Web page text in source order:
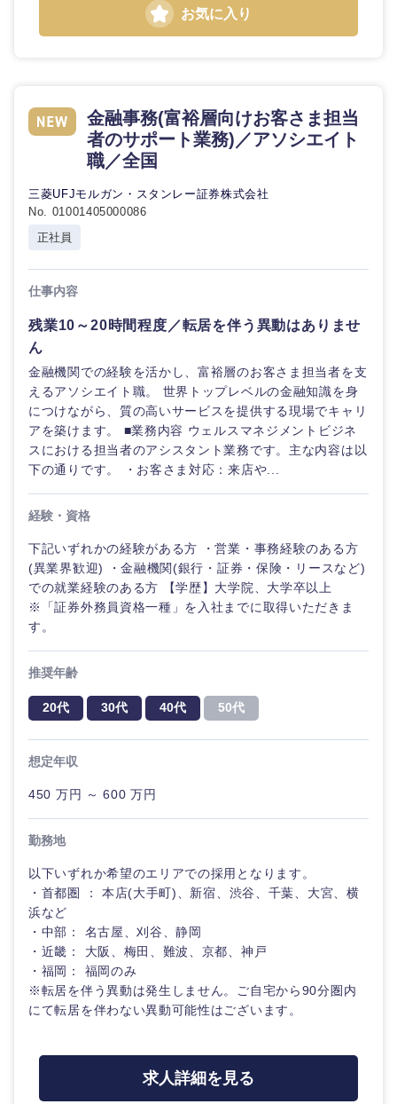
福井県
岐阜県 静岡県
愛知県 三重県
お気に入り
金融事務(富裕層向けお客さま担当
者のサポート業務)／アソシエイト
職／全国
三菱UFJモルガン・スタンレー証券株式会社
No. 01001405000086
正社員
仕事内容
残業10～20時間程度／転居を伴う異動はありませ
ん
金融機関での経験を活かし、富裕層のお客さま担当者を支
えるアソシエイト職。 世界トップレベルの金融知識を身
につけながら、質の高いサービスを提供する現場でキャリ
アを築けます。 ■業務内容 ウェルスマネジメントビジネ
スにおける担当者のアシスタント業務です。主な内容は以
下の通りです。 ・お客さま対応：来店や...
経験・資格
下記いずれかの経験がある方 ・営業・事務経験のある方
(異業界歓迎) ・金融機関(銀行・証券・保険・リースなど)
での就業経験のある方 【学歴】大学院、大学卒以上
※「証券外務員資格一種」を入社までに取得いただきま
す。
推奨年齢
20代 30代 40代 50代
想定年収
450 万円 ～ 600 万円
勤務地
以下いずれか希望のエリアでの採用となります。
・首都圏 ： 本店(大手町)、新宿、渋谷、千葉、大宮、横
浜など
・中部： 名古屋、刈谷、静岡
・近畿： 大阪、梅田、難波、京都、神戸
・福岡： 福岡のみ
※転居を伴う異動は発生しません。ご自宅から90分圏内
にて転居を伴わない異動可能性はございます。
求人詳細を見る